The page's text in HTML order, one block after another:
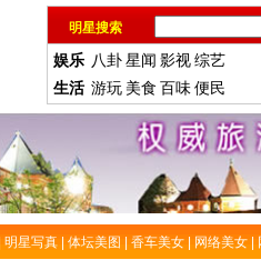
明星搜索
娱乐 八卦星闻 影视综艺
生活 游玩 美食 百味便民
明星写真 体坛美图 香车美女 网络美女